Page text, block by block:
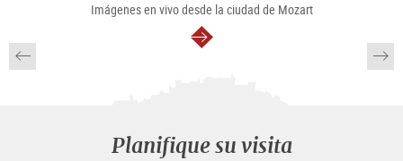
Imágenes en vivo desde la ciudad de Mozart
continuar
Planifique su visita